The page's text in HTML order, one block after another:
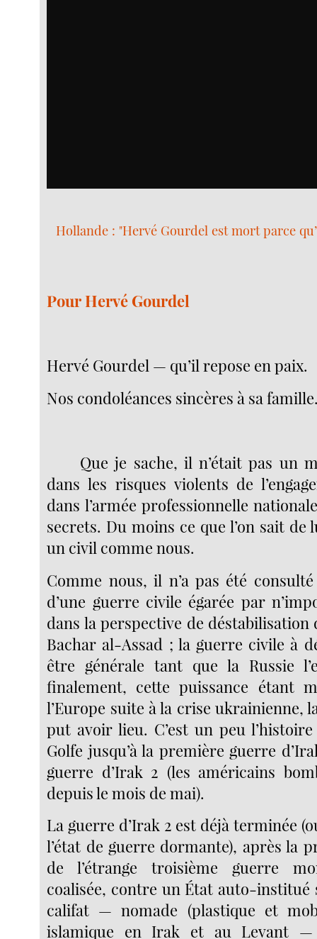
Hollande : "Hervé Gourdel est mort parce
Pour Hervé Gourdel
Hervé Gourdel — qu’il repose en paix.
Nos condoléances sincères à sa
Que je sache, il n’était pas un
dans les risques violents de
dans l’armée professionnelle
secrets. Du moins ce que l’on sait de
un civil comme nous.
Comme nous, il n’a pas été
d’une guerre civile égarée par
dans la perspective de déstabilisation
Bachar al-Assad ; la guerre civile à
être générale tant que la Russie
finalement, cette puissance étant
l’Europe suite à la crise ukrainienne,
put avoir lieu. C’est un peu
Golfe jusqu’à la première guerre
guerre d’Irak 2 (les américains
depuis le mois de mai).
La guerre d’Irak 2 est déjà terminée
l’état de guerre dormante), après la
de l’étrange troisième guerre
coalisée, contre un État auto-institué
califat — nomade (plastique et
islamique en Irak et au Levant —